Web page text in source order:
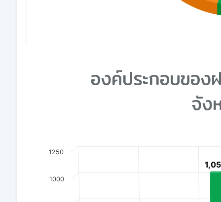
องค์ประกอบของ
จัง
Chart
View as data table, Chart
1000
1250